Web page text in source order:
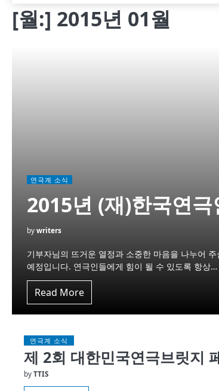
[월:] 2015년 01월
연극계 소식
2015년 (재)한국연
by writers
기부자님의 뜨거운 열정과 소중한 마음을 나누어
예정입니다. 연극인들에게 힘이 될 수 있도록 항상…
Read More
연극계 소식
제 2회 대한민국연극브릿지
by TTIS